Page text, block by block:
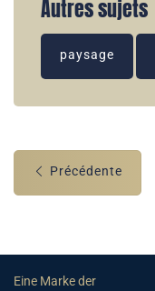
Autres sujets
paysage
Précédente
Eine Marke der